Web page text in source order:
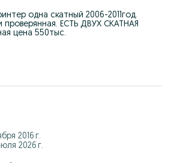
одна скатный 2006-2011год.
проверянная. ЕСТЬ ДВУХ СКАТНАЯ
цена 550тыс.
2016 г.
2026 г.